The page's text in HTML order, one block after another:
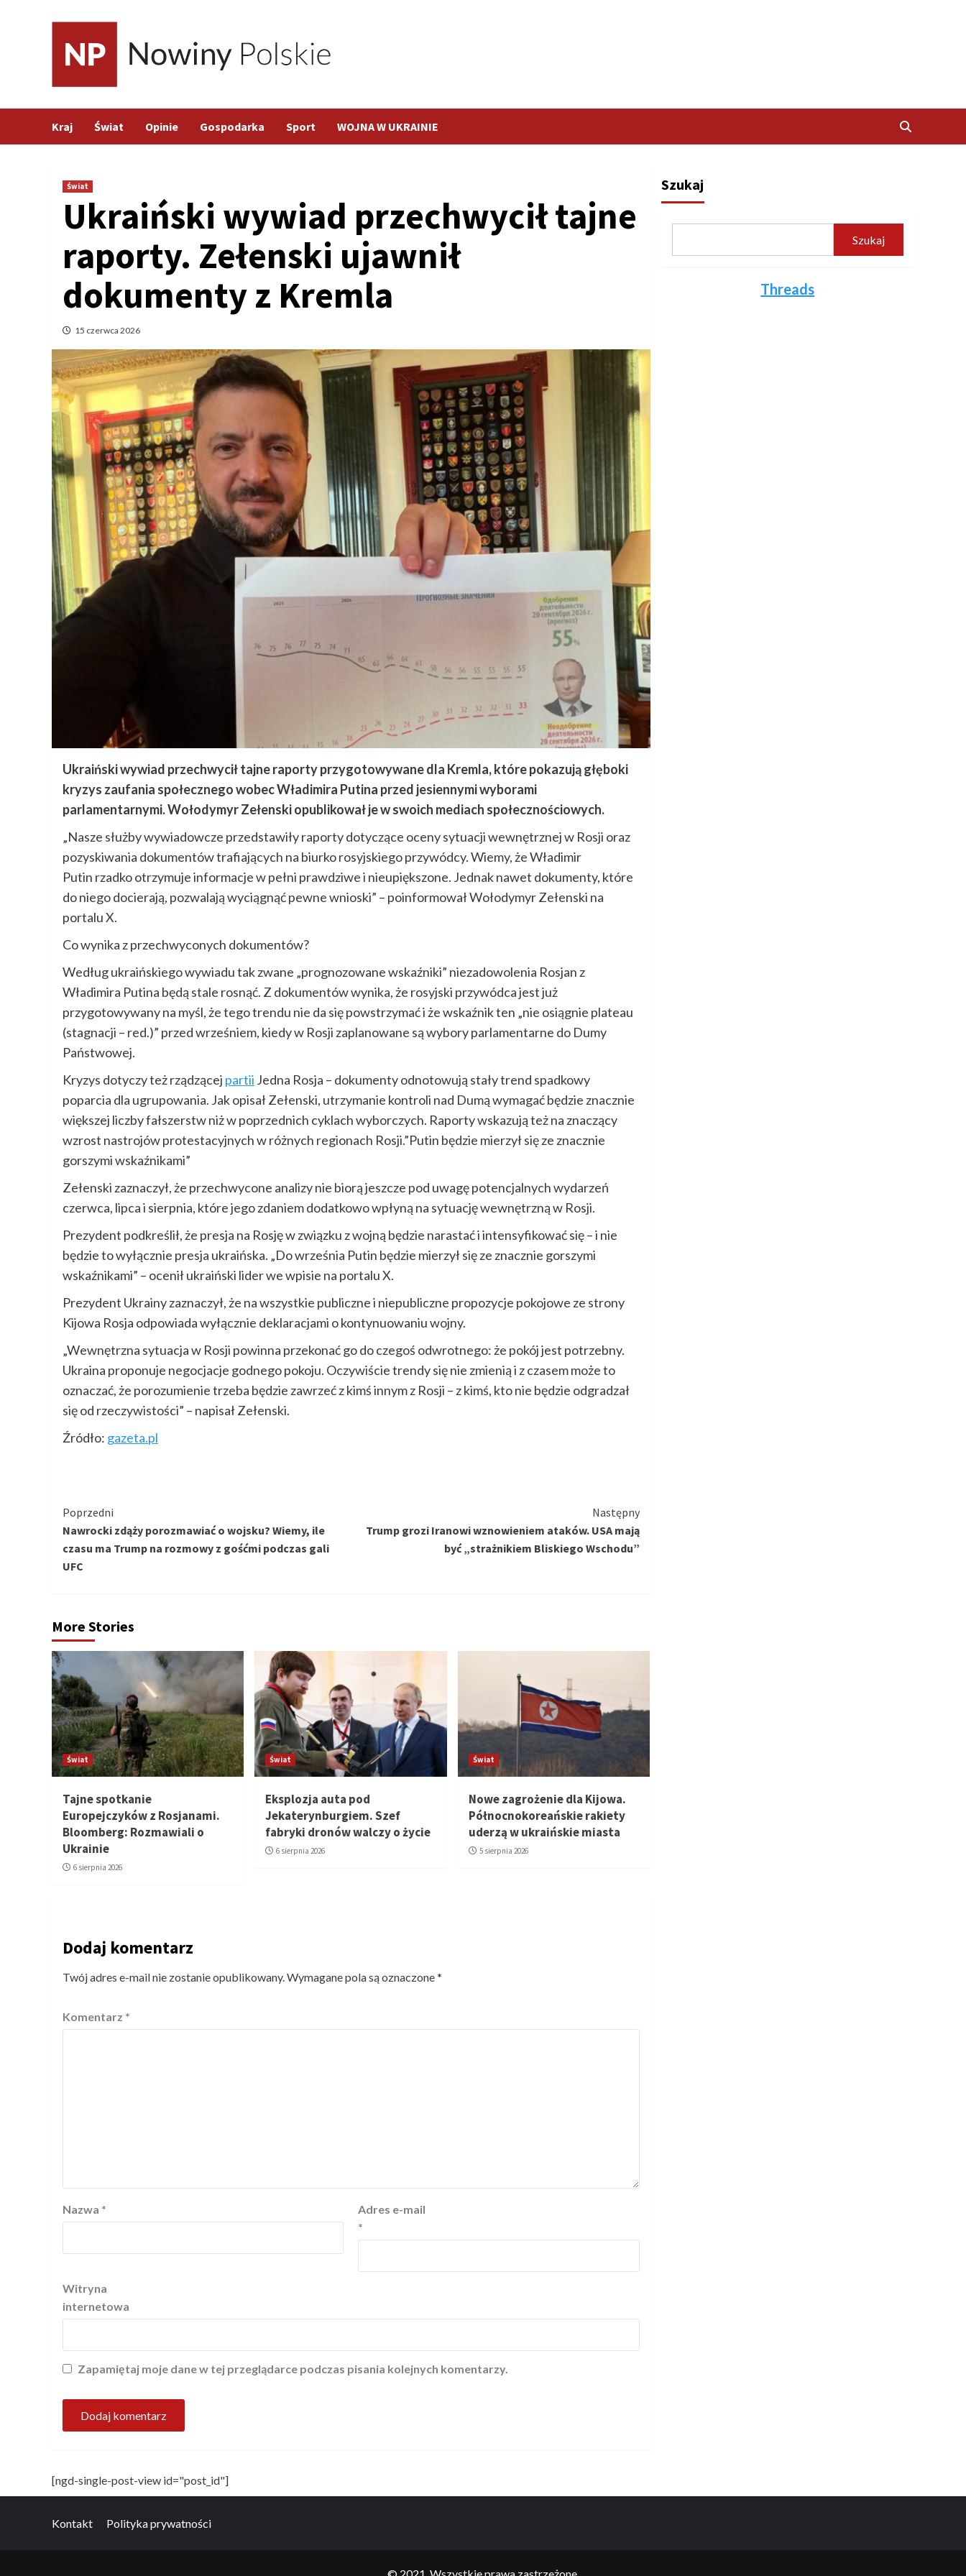
Kraj Świat Opinie Gospodarka Sport WOJNA W UKRAINIE
Świat
Ukraiński wywiad przechwycił tajne
raporty. Zełenski ujawnił
dokumenty z Kremla
15 czerwca 2026
Ukraiński wywiad przechwycił tajne raporty przygotowywane dla Kremla, które pokazują głęboki
kryzys zaufania społecznego wobec Władimira Putina przed jesiennymi wyborami
parlamentarnymi. Wołodymyr Zełenski opublikował je w swoich mediach społecznościowych.
„Nasze służby wywiadowcze przedstawiły raporty dotyczące oceny sytuacji wewnętrznej w Rosji oraz
pozyskiwania dokumentów trafiających na biurko rosyjskiego przywódcy. Wiemy, że Władimir
Putin rzadko otrzymuje informacje w pełni prawdziwe i nieupiększone. Jednak nawet dokumenty, które
do niego docierają, pozwalają wyciągnąć pewne wnioski” – poinformował Wołodymyr Zełenski na
portalu X.
Co wynika z przechwyconych dokumentów?
Według ukraińskiego wywiadu tak zwane „prognozowane wskaźniki” niezadowolenia Rosjan z
Władimira Putina będą stale rosnąć. Z dokumentów wynika, że rosyjski przywódca jest już
przygotowywany na myśl, że tego trendu nie da się powstrzymać i że wskaźnik ten „nie osiągnie plateau
(stagnacji – red.)” przed wrześniem, kiedy w Rosji zaplanowane są wybory parlamentarne do Dumy
Państwowej.
Kryzys dotyczy też rządzącej partii Jedna Rosja – dokumenty odnotowują stały trend spadkowy
poparcia dla ugrupowania. Jak opisał Zełenski, utrzymanie kontroli nad Dumą wymagać będzie znacznie
większej liczby fałszerstw niż w poprzednich cyklach wyborczych. Raporty wskazują też na znaczący
wzrost nastrojów protestacyjnych w różnych regionach Rosji.”Putin będzie mierzył się ze znacznie
gorszymi wskaźnikami”
Zełenski zaznaczył, że przechwycone analizy nie biorą jeszcze pod uwagę potencjalnych wydarzeń
czerwca, lipca i sierpnia, które jego zdaniem dodatkowo wpłyną na sytuację wewnętrzną w Rosji.
Prezydent podkreślił, że presja na Rosję w związku z wojną będzie narastać i intensyfikować się – i nie
będzie to wyłącznie presja ukraińska. „Do września Putin będzie mierzył się ze znacznie gorszymi
wskaźnikami” – ocenił ukraiński lider we wpisie na portalu X.
Prezydent Ukrainy zaznaczył, że na wszystkie publiczne i niepubliczne propozycje pokojowe ze strony
Kijowa Rosja odpowiada wyłącznie deklaracjami o kontynuowaniu wojny.
„Wewnętrzna sytuacja w Rosji powinna przekonać go do czegoś odwrotnego: że pokój jest potrzebny.
Ukraina proponuje negocjacje godnego pokoju. Oczywiście trendy się nie zmienią i z czasem może to
oznaczać, że porozumienie trzeba będzie zawrzeć z kimś innym z Rosji – z kimś, kto nie będzie odgradzał
się od rzeczywistości” – napisał Zełenski.
Źródło: gazeta.pl
Kontynuuj
czytanie
Poprzedni
Nawrocki zdąży porozmawiać o wojsku? Wiemy, ile
czasu ma Trump na rozmowy z gośćmi podczas gali
UFC
Następny
Trump grozi Iranowi wznowieniem ataków. USA mają
być „strażnikiem Bliskiego Wschodu”
More Stories
Świat
Tajne spotkanie
Europejczyków z Rosjanami.
Bloomberg: Rozmawiali o
Ukrainie
6 sierpnia 2026
Świat
Eksplozja auta pod
Jekaterynburgiem. Szef
fabryki dronów walczy o życie
6 sierpnia 2026
Świat
Nowe zagrożenie dla Kijowa.
Północnokoreańskie rakiety
uderzą w ukraińskie miasta
5 sierpnia 2026
Dodaj komentarz
Twój adres e-mail nie zostanie opublikowany.Wymagane pola są oznaczone*
Komentarz *
Nazwa *
Adres e-mail
*
Witryna
internetowa
Zapamiętaj moje dane w tej przeglądarce podczas pisania kolejnych komentarzy.
[ngd-single-post-view id="post_id"]
Szukaj
Szukaj
Threads
Kontakt Polityka prywatności